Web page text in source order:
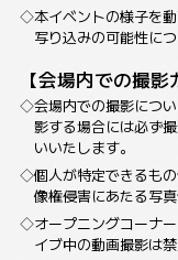
本イベントの様子を
写り込みの可能性に
【会場内での撮影
会場内での撮影につ
影する場合には必ず
いいたします。
個人が特定できるも
像権侵害にあたる写
オープニングコーナ
イブ中の動画撮影は禁